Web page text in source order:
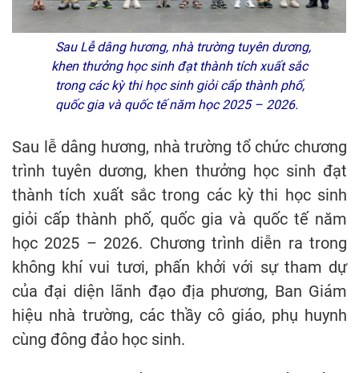
Sau Lễ dâng hương, nhà trường tuyên dương,
khen thưởng học sinh đạt thành tích xuất sắc
trong các kỳ thi học sinh giỏi cấp thành phố,
quốc gia và quốc tế năm học 2025 – 2026.
Sau lễ dâng hương, nhà trường tổ chức chương
trình tuyên dương, khen thưởng học sinh đạt
thành tích xuất sắc trong các kỳ thi học sinh
giỏi cấp thành phố, quốc gia và quốc tế năm
học 2025 – 2026. Chương trình diễn ra trong
không khí vui tươi, phấn khởi với sự tham dự
của đại diện lãnh đạo địa phương, Ban Giám
hiệu nhà trường, các thầy cô giáo, phụ huynh
cùng đông đảo học sinh.